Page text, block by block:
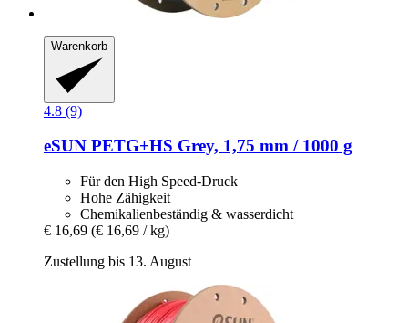
Warenkorb
4.8 (9)
eSUN PETG+HS Grey, 1,75 mm / 1000 g
Für den High Speed-Druck
Hohe Zähigkeit
Chemikalienbeständig & wasserdicht
€ 16,69 (€ 16,69 / kg)
Zustellung bis 13. August